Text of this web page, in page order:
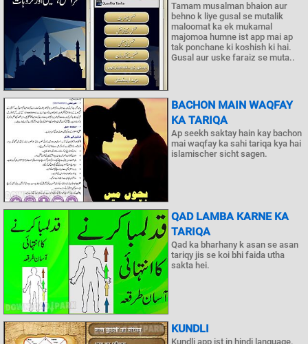
Tamam musalman bhaion aur
behno k liye gusal se mutalik
maloomat ka ek mukamal
majomoa humne ist app mai ap
tak ponchane ki koshish ki hai.
Gusal aur uske faraiz se muta..
BACHON MAIN WAQFAY
KA TARIQA
Ap seekh saktay hain kay bachon
mai waqfay ka sahi tariqa kya hai
islamischer sicht sagen.
QAD LAMBA KARNE KA
TARIQA
Qad ka bharhany k asan se asan
tariqy jis se koi bhi faida utha
sakta hei.
KUNDLI
Kundli app ist in hindi language.